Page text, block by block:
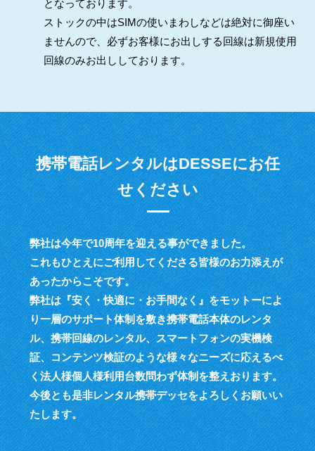
となっております。
ストックの中はSIMの使いまわしなどは絶対に御座い
ませんので、必ずお客様にお出しする回線は新規使用
回線のみお出ししております。
携帯電話レンタルはDESSEにお任
せください
弊社は今年で10周年を迎える事ができました。
これもひとえにご利用してくださる皆様のお力添えが
あったからこそです。
弊社は『安く・快適に・お手間なく』をモットーによ
り一層のサポート体制を敷き携帯電話本体のレンタ
ル、携帯回線のレンタル、スマートフォンの実機検
証、コンテンツ検証のような様々なニーズに応えるべ
く法人様個人様利用台数問わず体制を整えおります。
今後とも是非レンタル携帯デッセをよろしくお願いい
たします。